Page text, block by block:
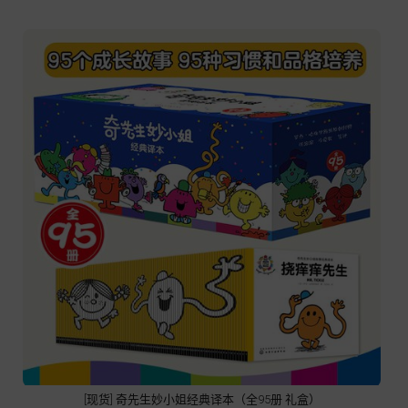
[现货] 奇先生妙小姐经典译本（全95册 礼盒）